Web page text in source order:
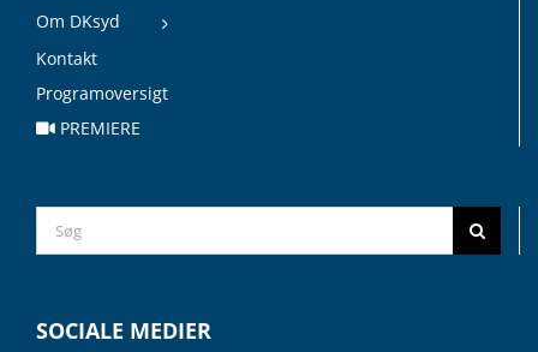
Om DKsyd
Kontakt
Programoversigt
PREMIERE
Search
for:
SOCIALE MEDIER